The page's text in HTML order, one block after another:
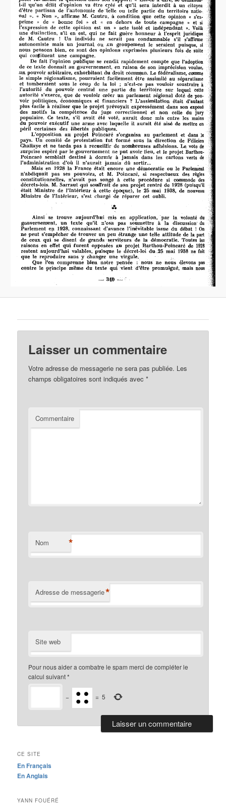
Laisser un commentaire
Votre adresse de messagerie ne sera pas publiée. Les
champs obligatoires sont indiqués avec*
Commentaire
Nom *
Adresse de messagerie*
Site web
Pour nous aider a combatre le spam merci de compléter le
calcul suivant*
− = 5
CE SITE
En Français
En Anglais
YANN FOUÉRÉ